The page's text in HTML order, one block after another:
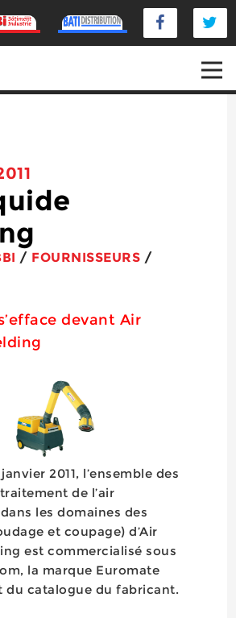
/ FOURNISSEURS /
devant Air
2011, l’ensemble des
de l’air
les domaines des
et coupage) d’Air
est commercialisé sous
la marque Euromate
du catalogue du fabricant.